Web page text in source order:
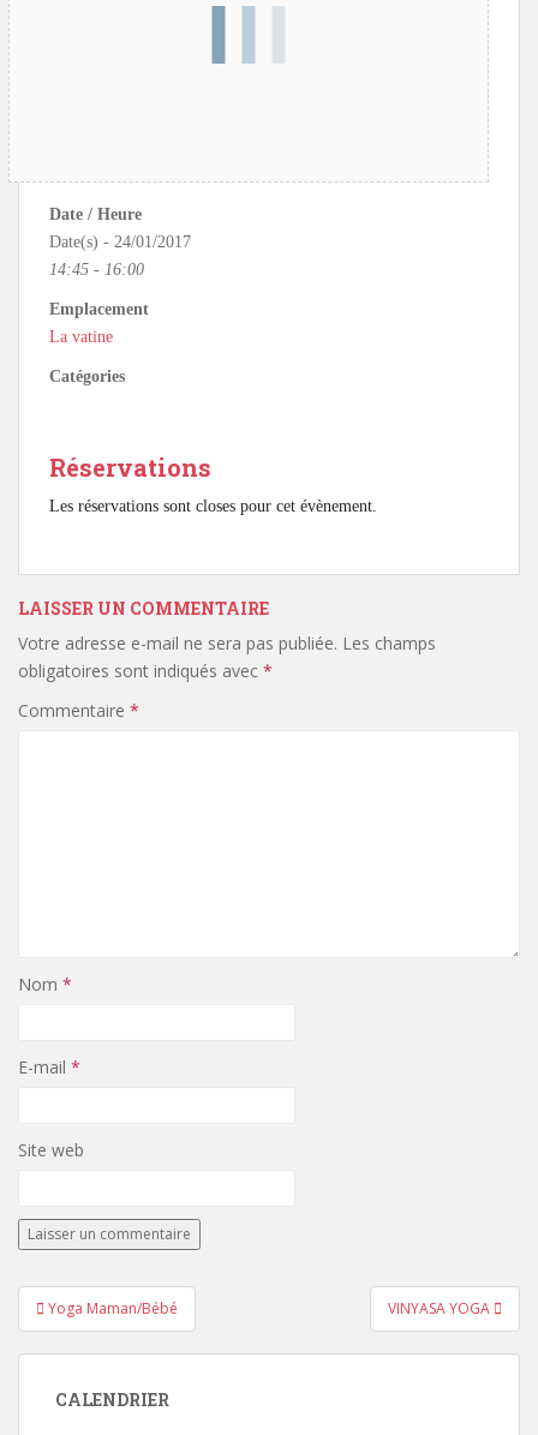
Date / Heure
Date(s) - 24/01/2017
14:45 - 16:00
Emplacement
La vatine
Catégories
Réservations
Les réservations sont closes pour cet évènement.
LAISSER UN COMMENTAIRE
Votre adresse e-mail ne sera pas publiée. Les champs
obligatoires sont indiqués avec *
Commentaire *
Nom *
E-mail *
Site web
Navigation
de
l’article
Yoga Maman/Bébé VINYASA YOGA
CALENDRIER